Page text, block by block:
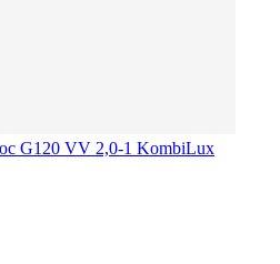
G120 VV 2,0-1 KombiLux